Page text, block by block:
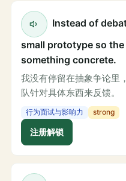
Instead of
small prototype so
something concrete.
我没有停留在抽象争论里
队针对具体东西来反馈。
行为面试与影响力 strong
注册解锁